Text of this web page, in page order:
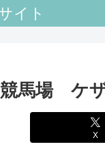
イト
馬場 ケ
X